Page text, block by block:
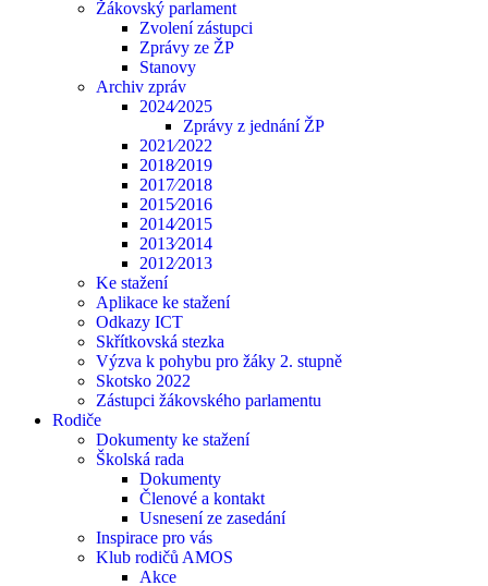
Žákovský parlament
Zvolení zástupci
Zprávy ze ŽP
Stanovy
Archiv zpráv
2024⁄2025
Zprávy z jednání ŽP
2021⁄2022
2018⁄2019
2017⁄2018
2015⁄2016
2014⁄2015
2013⁄2014
2012⁄2013
Ke stažení
Aplikace ke stažení
Odkazy ICT
Skřítkovská stezka
Výzva k pohybu pro žáky 2. stupně
Skotsko 2022
Zástupci žákovského parlamentu
Rodiče
Dokumenty ke stažení
Školská rada
Dokumenty
Členové a kontakt
Usnesení ze zasedání
Inspirace pro vás
Klub rodičů AMOS
Akce